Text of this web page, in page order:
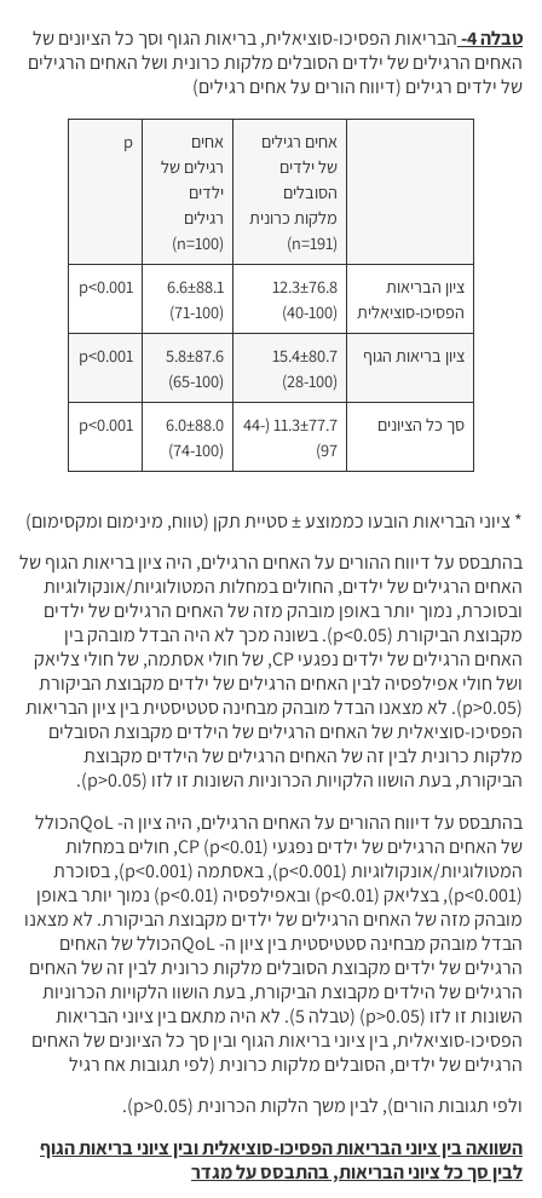
טבלה 4-
הבריאות הפסיכו-סוציאלית, בריאות הגוף וסך כל הציונים של
האחים הרגילים של ילדים הסובלים מלקות כרונית ושל האחים הרגילים
של ילדים רגילים (דיווח הורים על אחים רגילים)
אחים רגילים
של ילדים
הסובלים
מלקות כרונית
(n=191)
אחים
רגילים של
ילדים
רגילים
(n=100)
p
ציון הבריאות
הפסיכו-סוציאלית
12.3±76.8
(40-100)
6.6±88.1
(71-100)
p<0.001
ציון בריאות הגוף
15.4±80.7
(28-100)
5.8±87.6
(65-100)
p<0.001
סך כל הציונים
11.3±77.7 (44-
97)
6.0±88.0
(74-100)
p<0.001
* ציוני הבריאות הובעו כממוצע ± סטיית תקן (טווח, מינימום ומקסימום)
בהתבסס על דיווח ההורים על האחים הרגילים, היה ציון בריאות הגוף של
האחים הרגילים של ילדים, החולים במחלות המטולוגיות/אונקולוגיות
ובסוכרת, נמוך יותר באופן מובהק מזה של האחים הרגילים של ילדים
מקבוצת הביקורת (p<0.05). בשונה מכך לא היה הבדל מובהק בין
האחים הרגילים של ילדים נפגעי CP, של חולי אסתמה, של חולי צליאק
ושל חולי אפילפסיה לבין האחים הרגילים של ילדים מקבוצת הביקורת
(p>0.05). לא מצאנו הבדל מובהק מבחינה סטטיסטית בין ציון הבריאות
הפסיכו-סוציאלית של האחים הרגילים של הילדים מקבוצת הסובלים
מלקות כרונית לבין זה של האחים הרגילים של הילדים מקבוצת
הביקורת, בעת הושוו הלקויות הכרוניות השונות זו לזו (p>0.05).
בהתבסס על דיווח ההורים על האחים הרגילים, היה ציון ה- QoLהכולל
של האחים הרגילים של ילדים נפגעי CP (p<0.01), חולים במחלות
המטולוגיות/אונקולוגיות (p<0.001), באסתמה (p<0.001), בסוכרת
(p<0.001), בצליאק (p<0.01) ובאפילפסיה (p<0.01) נמוך יותר באופן
מובהק מזה של האחים הרגילים של ילדים מקבוצת הביקורת. לא מצאנו
הבדל מובהק מבחינה סטטיסטית בין ציון ה- QoLהכולל של האחים
הרגילים של ילדים מקבוצת הסובלים מלקות כרונית לבין זה של האחים
הרגילים של הילדים מקבוצת הביקורת, בעת הושוו הלקויות הכרוניות
השונות זו לזו (p>0.05) (טבלה 5). לא היה מתאם בין ציוני הבריאות
הפסיכו-סוציאלית, בין ציוני בריאות הגוף ובין סך כל הציונים של האחים
הרגילים של ילדים, הסובלים מלקות כרונית (לפי תגובות אח רגיל
ולפי תגובות הורים), לבין משך הלקות הכרונית (p>0.05).
השוואה בין ציוני הבריאות הפסיכו-סוציאלית ובין ציוני בריאות הגוף
לבין סך כל ציוני הבריאות, בהתבסס על מגדר